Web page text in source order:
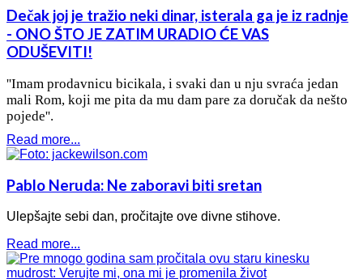
Dečak joj je tražio neki dinar, isterala ga je iz radnje
- ONO ŠTO JE ZATIM URADIO ĆE VAS
ODUŠEVITI!
''Imam prodavnicu bicikala, i svaki dan u nju svraća jedan
mali Rom, koji me pita da mu dam pare za doručak da nešto
pojede''.
Read more...
Pablo Neruda: Ne zaboravi biti sretan
Ulepšajte sebi dan, pročitajte ove divne stihove.
Read more...